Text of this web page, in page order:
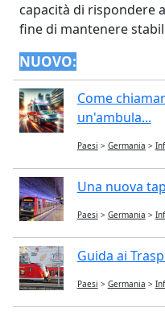
capacità di rispondere
fine di mantenere
NUOVO:
Come
un'ambula...
Paesi > Germania >
Una nuova
Paesi > Germania >
Guida ai
Paesi > Germania >